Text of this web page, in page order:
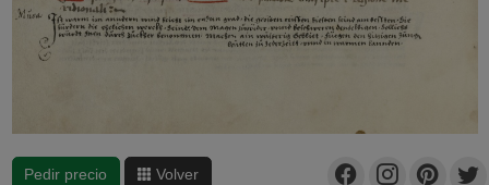
Pedir precio Volver